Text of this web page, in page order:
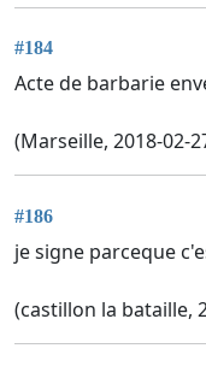
#184
Acte de barbarie
(Marseille, 2018-02-
#186
je signe parceque
(castillon la bataille,